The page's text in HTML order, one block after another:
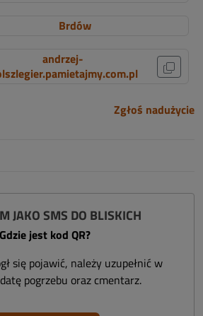
Brdów
andrzej-
Zgłoś nadużycie
JAKO SMS DO BLISKICH
Gdzie jest kod QR?
się pojawić, należy uzupełnić w
pogrzebu oraz cmentarz.